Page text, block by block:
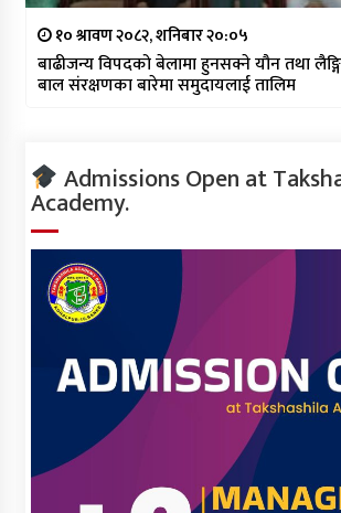
१० श्रावण २०८२, शनिबार २०:०५
बाढीजन्य विपदको बेलामा हुनसक्ने यौन तथा
बाल संरक्षणका बारेमा समुदायलाई तालिम
Admissions Open at
Academy.